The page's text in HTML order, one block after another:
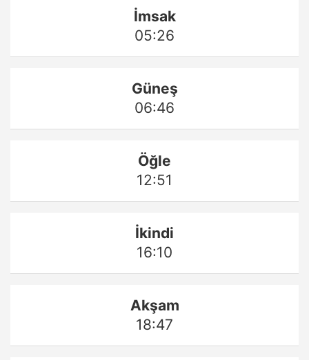
İmsak
05:26
Güneş
06:46
Öğle
12:51
İkindi
16:10
Akşam
18:47